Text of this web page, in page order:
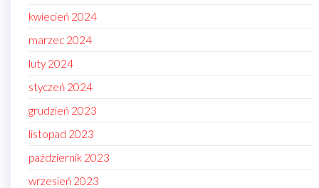
kwiecień 2024
marzec 2024
luty 2024
styczeń 2024
grudzień 2023
listopad 2023
październik 2023
wrzesień 2023